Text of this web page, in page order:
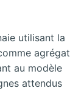
utilisant la
agrégat
au modèle
attendus